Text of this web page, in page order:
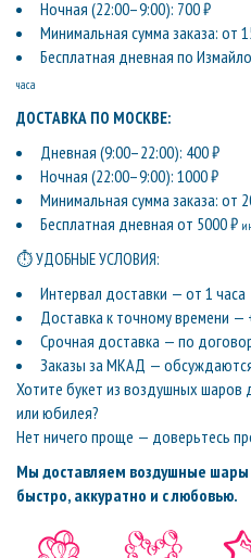
Ночная (22:00–9:00): 700 ₽
Минимальная сумма заказа: от
Бесплатная дневная по
часа
ДОСТАВКА ПО МОСКВЕ:
Дневная (9:00–22:00): 400 ₽
Ночная (22:00–9:00): 1000 ₽
Минимальная сумма заказа: от
Бесплатная дневная от 5000 ₽
⏱ УДОБНЫЕ УСЛОВИЯ:
Интервал доставки — от 1 часа
Доставка к точному времени —
Срочная доставка — по
Заказы за МКАД —
Хотите букет из воздушных шаров
или юбилея?
Нет ничего проще — доверьтесь
Мы доставляем воздушные
быстро, аккуратно и с любовью.